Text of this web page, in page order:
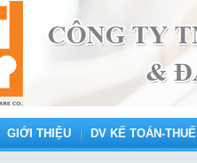
GIỚI THIỆU DV KẾ TOÁN-THUẾ